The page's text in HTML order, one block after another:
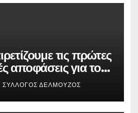
τις πρώτες
αποφάσεις για τους
που
στον αγώνα ενάντια
αξιολόγηση!
ΣΎΛΛΟΓΟΣ ΔΕΛΜΟΎΖΟΣ